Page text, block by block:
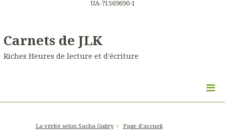
UA-71569690-1
Carnets de JLK
Riches Heures de lecture et d'écriture
La vérité selon Sacha Guitry
Page d'accueil